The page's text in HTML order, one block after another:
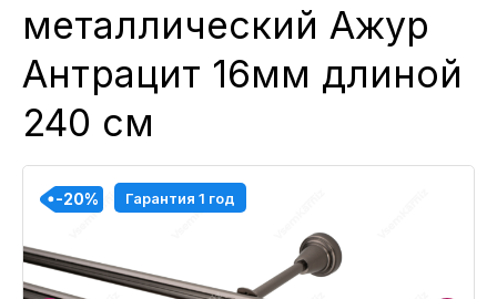
металлический Ажур
Антрацит 16мм длиной
240 см
-20% Гарантия 1 год
-20%
-20%
-20%